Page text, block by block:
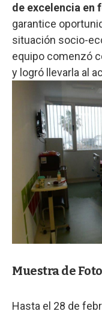
de excelencia
garantice
situación socio-
equipo comenzó
y logró llevarla al
Muestra de
Hasta el 28 de